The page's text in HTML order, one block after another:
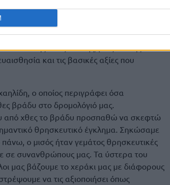
Όχι μόνο εξαιτίας της ίδιας της
κοινωνικής αποξένωσης, μιας εποχής που
και τις βασικές αξίες που
ο οποίος περιγράφει όσα
βράδυ στο δρομολόγιό μας.
από χθες το βράδυ προσπαθώ να σκεφτώ
θρησκευτικό έγκλημα. Σηκώσαμε
ο μισός ήταν γεμάτος θρησκευτικές
σε συνανθρώπους μας. Τα ύστερα του
μας βάζουμε το χεράκι μας με διάφορους
να τις αξιοποιήσει όπως